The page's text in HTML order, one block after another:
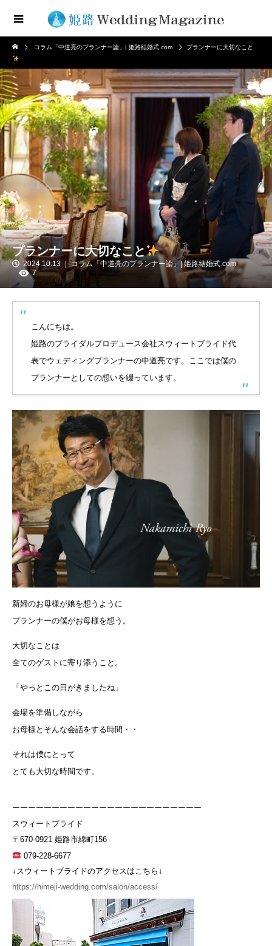
コラム「中道亮のプランナー論」| 姫路結婚式.com プランナーに大切なこと
プランナーに大切なこと
2024.10.13
コラム「中道亮のプランナー論」| 姫路結婚式.com
7
こんにちは。
姫路のブライダルプロデュース会社スウィートブライド代
表でウェディングプランナーの中道亮です。ここでは僕の
プランナーとしての想いを綴っています。
新婦のお母様が娘を想うように
プランナーの僕がお母様を想う。
大切なことは
全てのゲストに寄り添うこと。
「やっとこの日がきましたね」
会場を準備しながら
お母様とそんな会話をする時間・・
それは僕にとって
とても大切な時間です。
ーーーーーーーーーーーーーーーーーーーーーーーー
スウィートブライド
〒670-0921 姫路市綿町156
079-228-6677
↓スウィートブライドのアクセスはこちら↓
https://himeji-wedding.com/salon/access/